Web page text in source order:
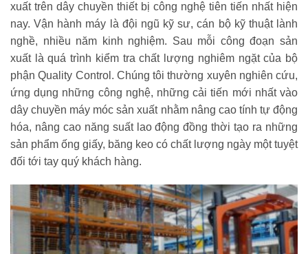
xuất trên dây chuyền thiết bị công nghệ tiên tiến nhất hiện
nay. Vận hành máy là đội ngũ kỹ sư, cán bộ kỹ thuật lành
nghề, nhiều năm kinh nghiệm. Sau mỗi công đoạn sản
xuất là quá trình kiểm tra chất lượng nghiêm ngặt của bộ
phận Quality Control. Chúng tôi thường xuyên nghiên cứu,
ứng dụng những công nghệ, những cải tiến mới nhất vào
dây chuyền máy móc sản xuất nhằm nâng cao tính tự động
hóa, nâng cao năng suất lao động đồng thời tạo ra những
sản phẩm ống giấy, băng keo có chất lượng ngày một tuyệt
đối tới tay quý khách hàng.